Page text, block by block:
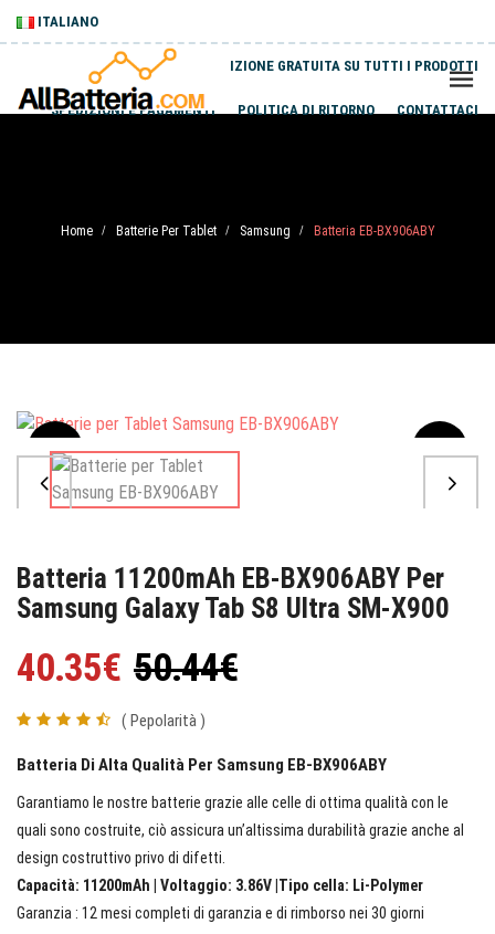
ITALIANO
SPEDIZIONE GRATUITA SU TUTTI I PRODOTTI
SPEDIZIONI E PAGAMENTI POLITICA DI RITORNO CONTATTACI
Home / Batterie Per Tablet / Samsung / Batteria EB-BX906ABY
Sale
Batteria 11200mAh EB-BX906ABY Per
Samsung Galaxy Tab S8 Ultra SM-X900
40.35€ 50.44€
( Pepolarità )
Batteria Di Alta Qualità Per Samsung EB-BX906ABY
Garantiamo le nostre batterie grazie alle celle di ottima qualità con le
quali sono costruite, ciò assicura un’altissima durabilità grazie anche al
design costruttivo privo di difetti.
Capacità: 11200mAh | Voltaggio: 3.86V |Tipo cella: Li-Polymer
Garanzia : 12 mesi completi di garanzia e di rimborso nei 30 giorni